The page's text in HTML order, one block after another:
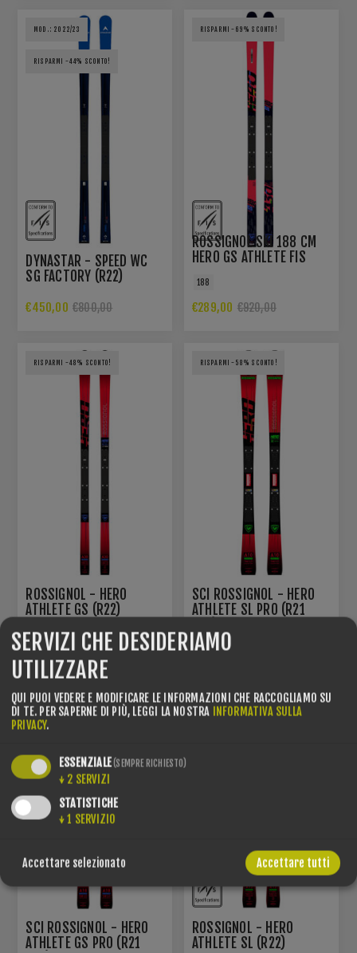
MOD.: 2022/23
RISPARMI -44% SCONTO!
DYNASTAR - SPEED WC
SG FACTORY (R22)
€450,00 €800,00
RISPARMI -69% SCONTO!
ROSSIGNOL SKI 188 CM
HERO GS ATHLETE FIS
188
€289,00 €920,00
RISPARMI -48% SCONTO!
ROSSIGNOL - HERO
ATHLETE GS (R22)
€390,00 €750,00
RISPARMI -58% SCONTO!
SCI ROSSIGNOL - HERO
ATHLETE SL PRO (R21
€169,15
RISPARMI -54% SCONTO!
SCI ROSSIGNOL - HERO
ATHLETE GS PRO (R21
RISPARMI -48% SCONTO!
ROSSIGNOL - HERO
ATHLETE SL (R22)
SERVIZI CHE DESIDERIAMO
UTILIZZARE
QUI PUOI VEDERE E MODIFICARE LE INFORMAZIONI CHE RACCOGLIAMO SU
DI TE. PER SAPERNE DI PIÙ, LEGGI LA NOSTRA INFORMATIVA SULLA
PRIVACY.
ESSENZIALE(SEMPRE RICHIESTO)
↓ 2 SERVIZI
STATISTICHE
↓ 1 SERVIZIO
Accettare selezionato Accettare tutti